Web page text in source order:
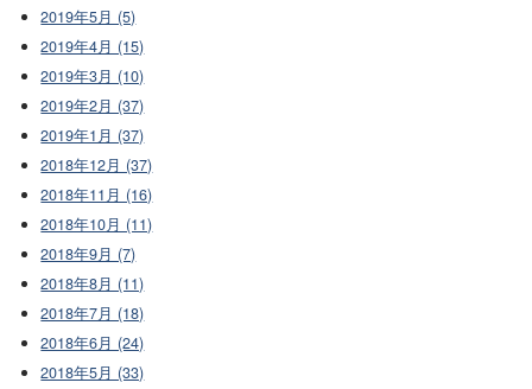
2019年5月 (5)
2019年4月 (15)
2019年3月 (10)
2019年2月 (37)
2019年1月 (37)
2018年12月 (37)
2018年11月 (16)
2018年10月 (11)
2018年9月 (7)
2018年8月 (11)
2018年7月 (18)
2018年6月 (24)
2018年5月 (33)